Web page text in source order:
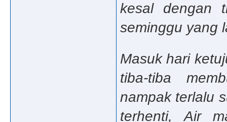
kesal dengan
seminggu yang
Masuk hari
tiba-tiba
nampak terlalu
terhenti, Air